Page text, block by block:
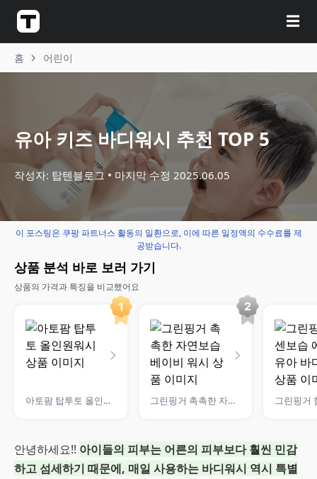
☰
홈 어린이
유아 키즈 바디워시 추천 TOP 5
작성자: 탑텐블로그 마지막 수정 2025.06.05
이 포스팅은 쿠팡 파트너스 활동의 일환으로, 이에 따른 일정액의 수수료를 제
공받습니다.
상품 분석 바로 보러 가기
상품의 가격과 특징을 비교했어요
아토팜 탑투토 올인원워시 그린핑거 촉촉한 자연보습 베이비 워시
안녕하세요!! 아이들의 피부는 어른의 피부보다 훨씬 민감
하고 섬세하기 때문에, 매일 사용하는 바디워시 역시 특별